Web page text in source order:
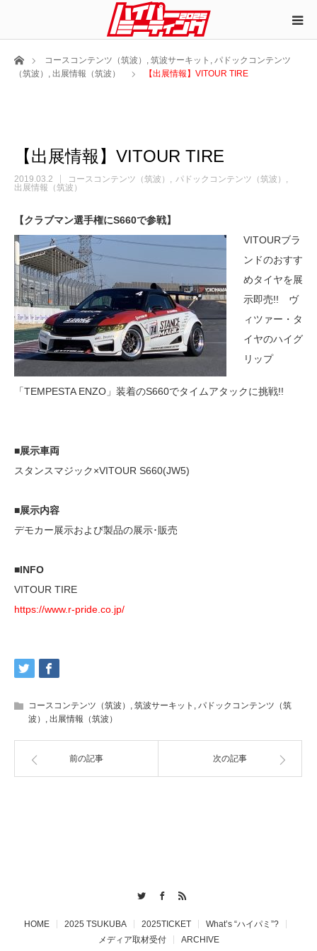
ホームコースコンテンツ（筑波） , 筑波サーキット , パドックコンテンツ
（筑波） , 出展情報（筑波） 【出展情報】VITOUR TIRE
【出展情報】VITOUR TIRE
2019.03.2 コースコンテンツ（筑波）
パドックコンテンツ（筑波）
出展情報（筑波）
【クラブマン選手権にS660で参戦】
VITOURブラ
ンドのおすす
めタイヤを展
示即売!! ヴ
ィツァー・タ
イヤのハイグ
リップ
「TEMPESTA ENZO」装着のS660でタイムアタックに挑戦!!
■展示車両
スタンスマジック×VITOUR S660(JW5)
■展示内容
デモカー展示および製品の展示･販売
■INFO
VITOUR TIRE
https://www.r-pride.co.jp/
コースコンテンツ（筑波） , 筑波サーキット , パドックコンテンツ（筑
波） , 出展情報（筑波）
前の記事 次の記事
HOME 2025 TSUKUBA 2025TICKET
What’s “ハイパミ”?
メディア取材受付
ARCHIVE